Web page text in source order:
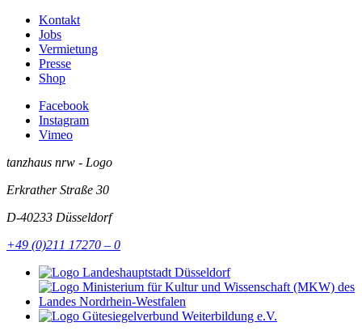
Kontakt
Jobs
Vermietung
Presse
Shop
Facebook
Instagram
Vimeo
tanzhaus nrw - Logo
Erkrather Straße 30
D-40233 Düsseldorf
+49 (0)211 17270 – 0